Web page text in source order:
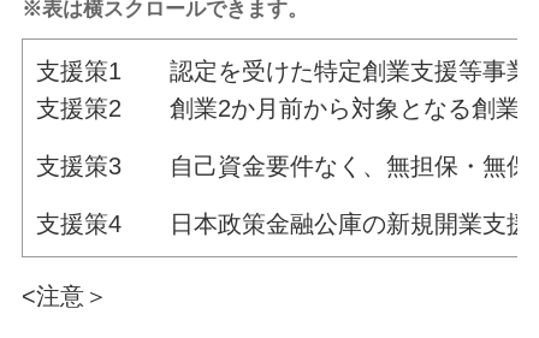
※表は横スクロールできます。
支援策1 認定を受けた特定創業支援等事業の
支援策2 創業2か月前から対象となる創業関
支援策3 自己資金要件なく、無担保・無保
支援策4 日本政策金融公庫の新規開業支援
<注意＞